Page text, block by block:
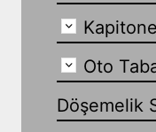
Oto
Döşemelik